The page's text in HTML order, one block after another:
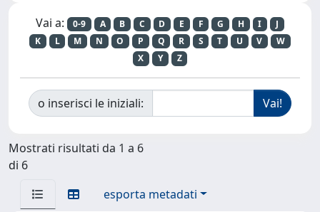
Vai a: 0-9 A B C D E F G H I
J
K
L M N O P Q R S T U V
W
X
Y Z
o inserisci le iniziali:
Mostrati risultati da 1 a 6
di 6
esporta metadati